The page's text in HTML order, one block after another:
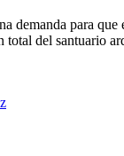
demanda para
total del santuario